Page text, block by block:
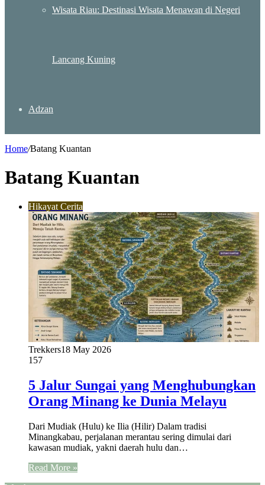
Wisata Riau: Destinasi Wisata Menawan di Negeri
Lancang Kuning
Adzan
Home/Batang Kuantan
Batang Kuantan
Hikayat Cerita
Trekkers18 May 2026
157
5 Jalur Sungai yang Menghubungkan
Orang Minang ke Dunia Melayu
Dari Mudiak (Hulu) ke Ilia (Hilir) Dalam tradisi
Minangkabau, perjalanan merantau sering dimulai dari
kawasan mudiak, yakni daerah hulu dan…
Read More »